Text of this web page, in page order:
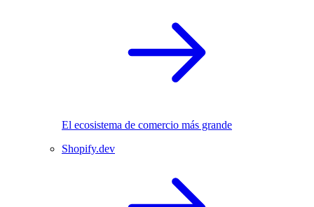
El ecosistema de comercio más grande
Shopify.dev